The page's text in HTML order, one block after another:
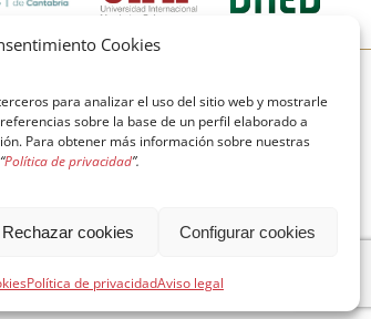
Cookies
para analizar el uso del sitio web y mostrarle
sobre la base de un perfil elaborado a
Para obtener más información sobre nuestras
“Política de privacidad”.
Rechazar cookies Configurar cookies
Política de privacidadAviso legal
Fundación Comillas
de cookies
Política de privacidad
Aviso legal